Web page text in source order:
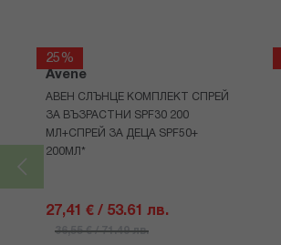
25%
Avene
АВЕН СЛЪНЦЕ КОМПЛЕКТ СПРЕЙ
ЗА ВЪЗРАСТНИ SPF30 200
МЛ+СПРЕЙ ЗА ДЕЦА SPF50+
200МЛ*
27,41 € / 53.61 лв.
36,55 € / 71.49 лв.